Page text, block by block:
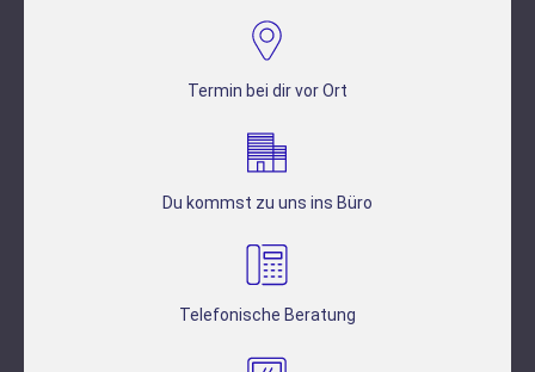
Termin bei dir vor Ort
Du kommst zu uns ins Büro
Telefonische Beratung